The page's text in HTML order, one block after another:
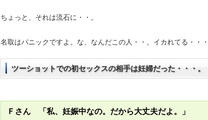
ちょっと、それは流石に・・。
名取はパニックですよ。な、なんだこの人・・。イカれてる・・・
ツーショットでの初セックスの相手は妊婦だった・・・
Ｆさん 「私、妊娠中なの。だから大丈夫だよ。」